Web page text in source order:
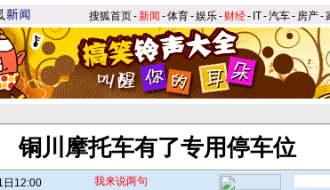
搜狐首页-新闻 -体育-娱乐- 财经- IT-汽车- 房产-
铜川摩托车有了专用停车位
日12:00 我来说两句